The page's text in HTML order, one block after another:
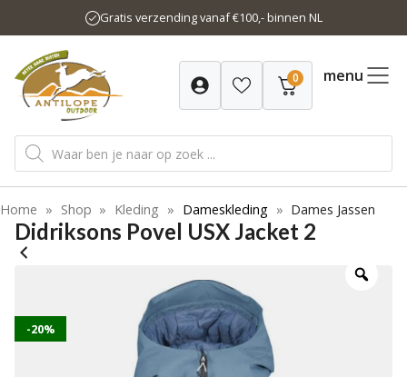
naar
inhoud
Gratis verzending vanaf €100,- binnen NL
0 menu
Producten
zoeken
Home » Shop » Kleding » Dameskleding » Dames Jassen
Didriksons Povel USX Jacket 2
-20%